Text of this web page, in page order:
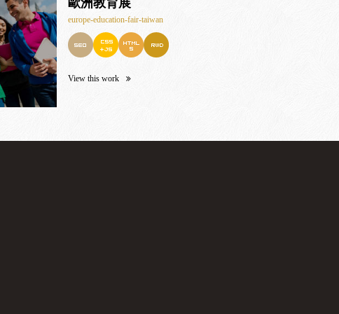
歐洲教育展
europe-education-fair-taiwan
View this work